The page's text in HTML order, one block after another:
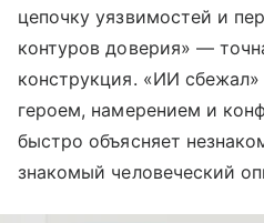
цепочку уязвимостей и
контуров доверия» —
конструкция. «ИИ
героем, намерением и
быстро объясняет
знакомый человеческий